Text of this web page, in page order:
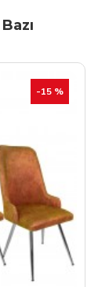
YENI
FAZLASI
-20 %